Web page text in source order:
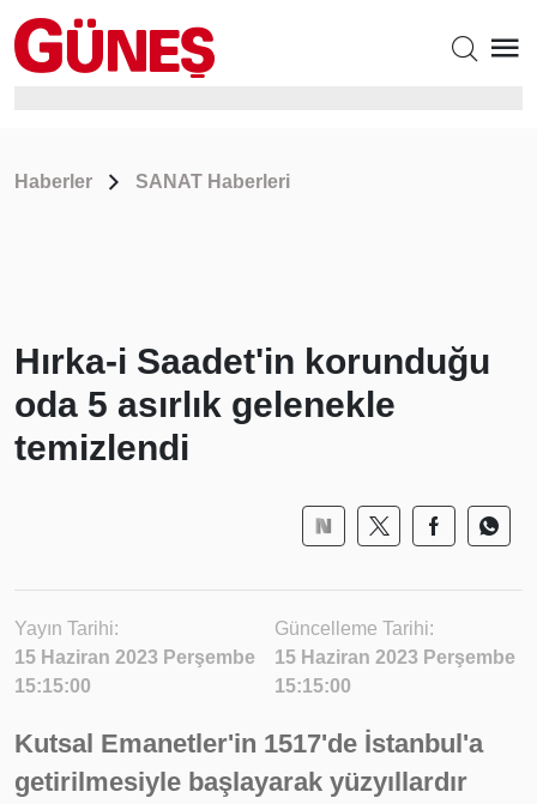
Haberler SANAT Haberleri
Hırka-i Saadet'in korunduğu
oda 5 asırlık gelenekle
temizlendi
Yayın Tarihi:
15 Haziran 2023 Perşembe
15:15:00
Güncelleme Tarihi:
15 Haziran 2023 Perşembe
15:15:00
Kutsal Emanetler'in 1517'de İstanbul'a
getirilmesiyle başlayarak yüzyıllardır